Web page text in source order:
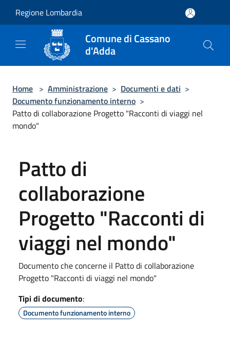
Regione Lombardia
Comune di Cassano
d'Adda
Home > Amministrazione > Documenti e dati >
Documento funzionamento interno >
Patto di collaborazione Progetto "Racconti di viaggi nel
mondo"
Patto di
collaborazione
Progetto "Racconti di
viaggi nel mondo"
Documento che concerne il Patto di collaborazione
Progetto "Racconti di viaggi nel mondo"
Tipi di documento:
Documento funzionamento interno